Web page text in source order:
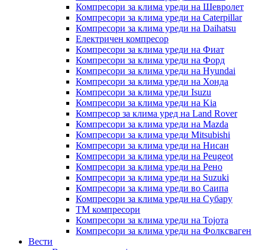
Компресори за клима уреди на Шевролет
Компресори за клима уреди на Caterpillar
Компресори за клима уреди на Daihatsu
Електричен компресор
Компресори за клима уреди на Фиат
Компресори за клима уреди на Форд
Компресори за клима уреди на Hyundai
Компресори за клима уреди на Хонда
Компресори за клима уреди Isuzu
Компресори за клима уреди на Kia
Компресор за клима уред на Land Rover
Компресори за клима уреди на Mazda
Компресори за клима уреди Mitsubishi
Компресори за клима уреди на Нисан
Компресори за клима уреди на Peugeot
Компресори за клима уреди на Рено
Компресори за клима уреди на Suzuki
Компресори за клима уреди во Саипа
Компресори за клима уреди на Субару
ТМ компресори
Компресори за клима уреди на Тојота
Компресори за клима уреди на Фолксваген
Вести